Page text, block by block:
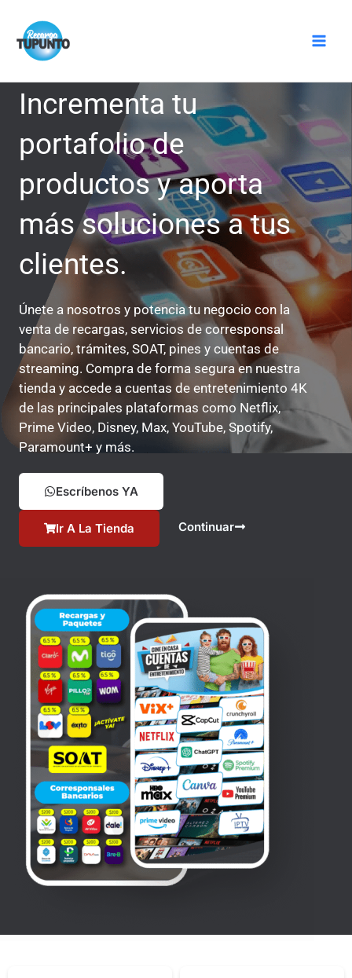
contenido
Incrementa tu
portafolio de
productos y aporta
más soluciones a tus
clientes.
Únete a nosotros y potencia tu negocio con la
venta de recargas, servicios de corresponsal
bancario, trámites, SOAT, pines y cuentas de
streaming. Compra de forma segura en nuestra
tienda y accede a cuentas de entretenimiento 4K
de las principales plataformas como Netflix,
Prime Video, Disney, Max, YouTube, Spotify,
Paramount+ y más.
Escríbenos YA
Ir A La Tienda Continuar